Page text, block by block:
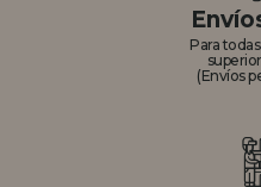
Para
(Envíos